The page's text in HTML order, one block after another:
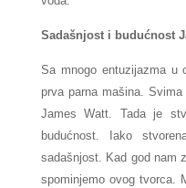
Sadašnjost i budućnost
Sa mnogo entuzijazma u
prva parna mašina.
James Watt. Tada je
budućnost. Iako
sadašnjost. Kad god nam
spominjemo ovog tvorca.